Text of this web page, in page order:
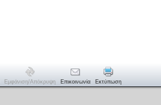
Εμφάνιση/απόκρυψη Επικοινωνία Εκτύπωση